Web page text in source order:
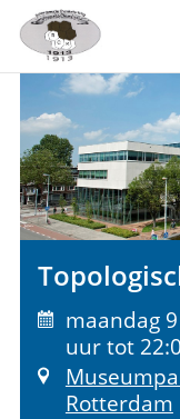
links
Spring
naar
de
inhoud
Spring
naar
menu
maandag
uur tot
Rotterdam